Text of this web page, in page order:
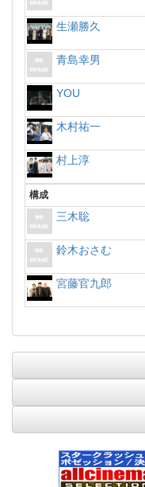
生瀬勝久
青島幸男
YOU
木村祐一
村上淳
構成
三木聡
鈴木おさむ
宮藤官九郎